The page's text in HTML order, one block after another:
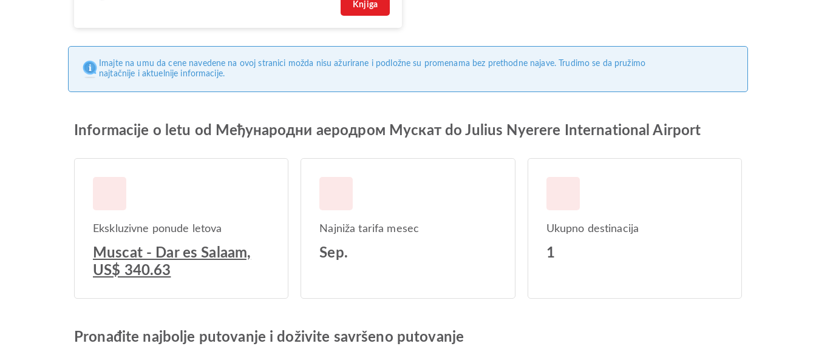
Knjiga
Imajte na umu da cene navedene na ovoj stranici možda nisu ažurirane i podložne su promenama bez prethodne najave. Trudimo se da pružimo
najtačnije i aktuelnije informacije.
Informacije o letu od Међународни аеродром Мускат do Julius Nyerere International Airport
Ekskluzivne ponude letova
Muscat - Dar es Salaam,
US$ 340.63
Najniža tarifa mesec
Sep.
Ukupno destinacija
1
Pronađite najbolje putovanje i doživite savršeno putovanje